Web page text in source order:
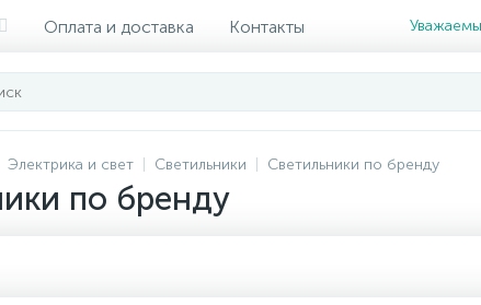
Оплата и доставка Контакты
Электрика и свет Светильники Светильники по бренду
по бренду